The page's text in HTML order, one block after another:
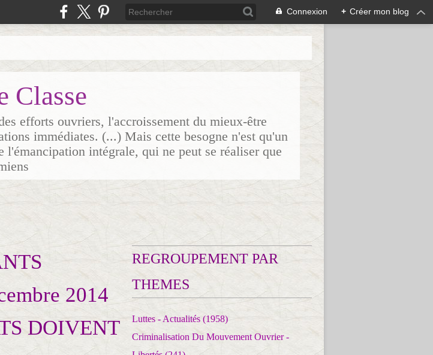
Connexion + Créer mon blog
Classe
efforts ouvriers, l'accroissement du mieux-être
immédiates. (...) Mais cette besogne n'est qu'un
intégrale, qui ne peut se réaliser que
2014
DOIVENT
REGROUPEMENT PAR
THEMES
Luttes - Actualités (1958)
Criminalisation Du Mouvement Ouvrier -